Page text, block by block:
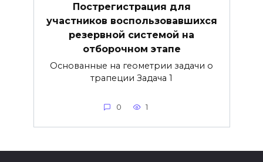
Пострегистрация для
участников воспользовавшихся
резервной системой на
отборочном этапе
Основанные на геометрии задачи о
трапеции Задача 1
0 1